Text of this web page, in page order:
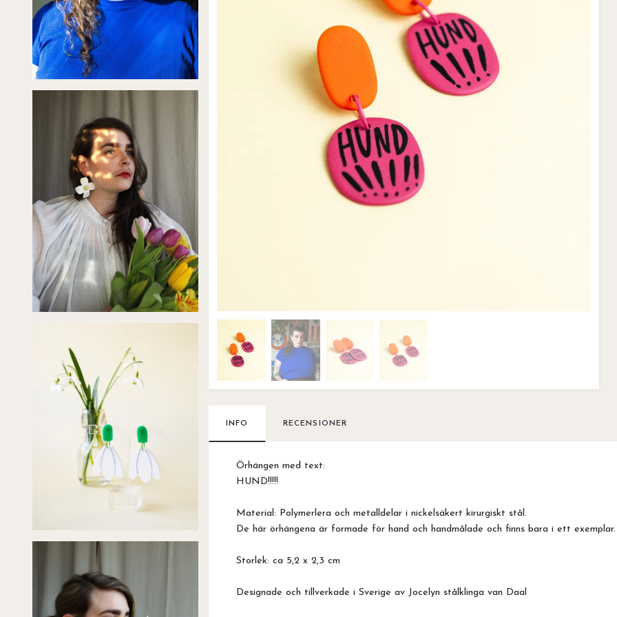
INFO RECENSIONER
Örhängen med text:
HUND!!!!!
Material: Polymerlera och metalldelar i nickelsäkert kirurgiskt stål.
De här örhängena är formade för hand och handmålade och finns bara i ett exemplar.
Storlek: ca 5,2 x 2,3 cm
Designade och tillverkade i Sverige av Jocelyn stålklinga van Daal